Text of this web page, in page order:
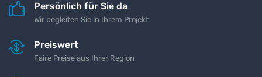
Persönlich für Sie da
Wir begleiten Sie in Ihrem Projekt
Preiswert
Faire Preise aus Ihrer Region